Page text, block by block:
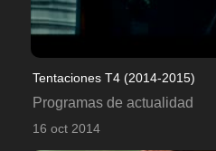
Tentaciones T4 (2014-2015)
Programas de actualidad
16 oct 2014